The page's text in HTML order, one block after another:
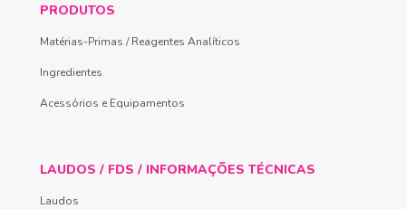
PRODUTOS
Matérias-Primas / Reagentes Analíticos
Ingredientes
Acessórios e Equipamentos
LAUDOS / FDS / INFORMAÇÕES TÉCNICAS
Laudos